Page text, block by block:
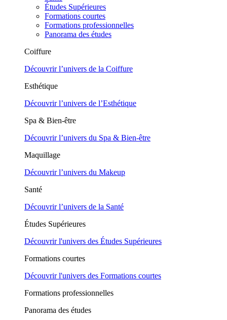
Études Supérieures
Formations courtes
Formations professionnelles
Panorama des études
Coiffure
Découvrir l’univers de la Coiffure
Esthétique
Découvrir l’univers de l’Esthétique
Spa & Bien-être
Découvrir l’univers du Spa & Bien-être
Maquillage
Découvrir l’univers du Makeup
Santé
Découvrir l’univers de la Santé
Études Supérieures
Découvrir l'univers des Études Supérieures
Formations courtes
Découvrir l'univers des Formations courtes
Formations professionnelles
Panorama des études